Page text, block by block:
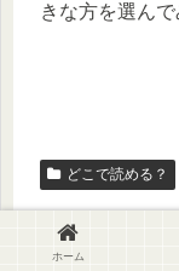
きな方を選んで
どこで読める？
ホーム